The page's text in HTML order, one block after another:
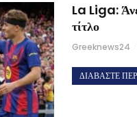
La Liga:
τίτλο
Greeknews24
ΔΙΑΒΆΣΤΕ